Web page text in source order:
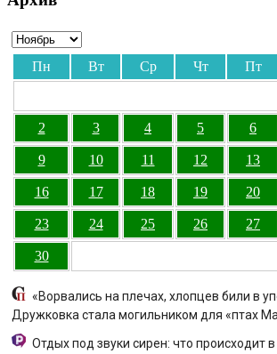
Пн Вт Ср Чт Пт
2 3 4 5 6
9 10 11 12 13
16 17 18 19 20
23 24 25 26 27
30
«Ворвались на плечах, хлопцев били в
Дружковка стала могильником для «птах
Отдых под звуки сирен: что происходит